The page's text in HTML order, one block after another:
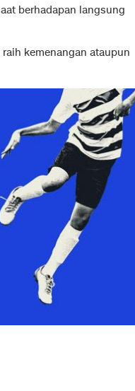
berhadapan langsung
kemenangan ataupun